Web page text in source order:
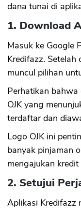
dana tunai di
1. Download
Masuk ke Google
Kredifazz. Setelah
muncul pilihan
Perhatikan
OJK yang
terdaftar dan
Logo OJK ini
banyak pinjaman
mengajukan
2. Setujui
Aplikasi Kredifazz